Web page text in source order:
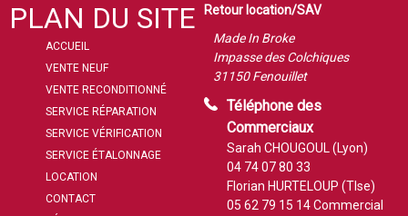
PLAN DU SITE
ACCUEIL
VENTE NEUF
VENTE RECONDITIONNÉ
SERVICE RÉPARATION
SERVICE VÉRIFICATION
SERVICE ÉTALONNAGE
LOCATION
CONTACT
Retour location/SAV
Made In Broke
Impasse des Colchiques
31150 Fenouillet
Téléphone des
Commerciaux
Sarah CHOUGOUL (Lyon)
04 74 07 80 33
Florian HURTELOUP (Tlse)
05 62 79 15 14Commercial